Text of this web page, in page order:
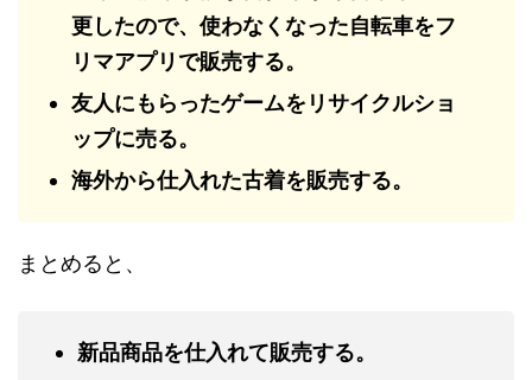
更したので、使わなくなった自転車をフ
リマアプリで販売する。
友人にもらったゲームをリサイクルショ
ップに売る。
海外から仕入れた古着を販売する。
まとめると、
新品商品を仕入れて販売する。